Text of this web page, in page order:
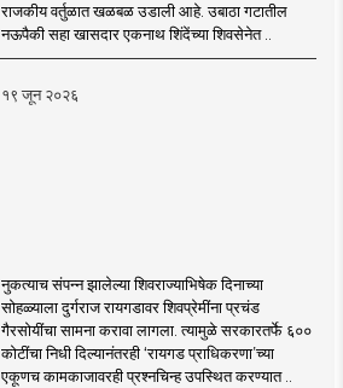
राजकीय वर्तुळात खळबळ उडाली आहे. उबाठा गटातील
नऊपैकी सहा खासदार एकनाथ शिंदेंच्या शिवसेनेत ..
१९ जून २०२६
नुकत्याच संपन्न झालेल्या शिवराज्याभिषेक दिनाच्या
सोहळ्याला दुर्गराज रायगडावर शिवप्रेमींना प्रचंड
गैरसोयींचा सामना करावा लागला. त्यामुळे सरकारतर्फे ६००
कोटींचा निधी दिल्यानंतरही ‘रायगड प्राधिकरणा’च्या
एकूणच कामकाजावरही प्रश्नचिन्ह उपस्थित करण्यात ..